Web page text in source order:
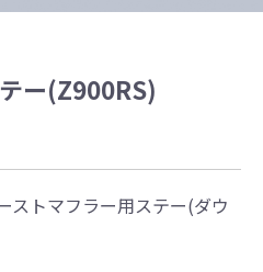
ー(Z900RS)
トマフラー用ステー(ダウ